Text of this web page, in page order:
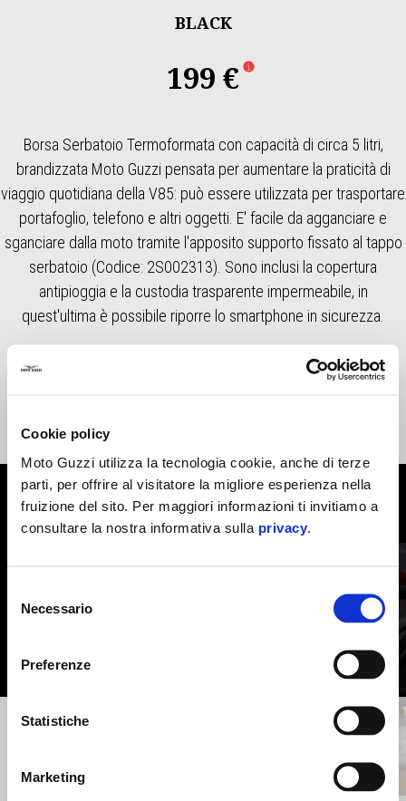
Cookie policy
Moto Guzzi utilizza la tecnologia cookie, anche di terze
parti, per offrire al visitatore la migliore esperienza nella
fruizione del sito. Per maggiori informazioni ti invitiamo a
consultare la nostra informativa sulla privacy
delNecessario
Preferenze
Statistiche
Marketing
BLACK
199 €
Borsa Serbatoio Termoformata con capacità di circa 5 litri,
brandizzata Moto Guzzi pensata per aumentare la praticità di
viaggio quotidiana della V85: può essere utilizzata per trasportare
portafoglio, telefono e altri oggetti. E' facile da agganciare e
sganciare dalla moto tramite l'apposito supporto fissato al tappo
serbatoio (Codice: 2S002313). Sono inclusi la copertura
antipioggia e la custodia trasparente impermeabile, in
quest'ultima è possibile riporre lo smartphone in sicurezza.
MOSTRA TUTTI
Precedente